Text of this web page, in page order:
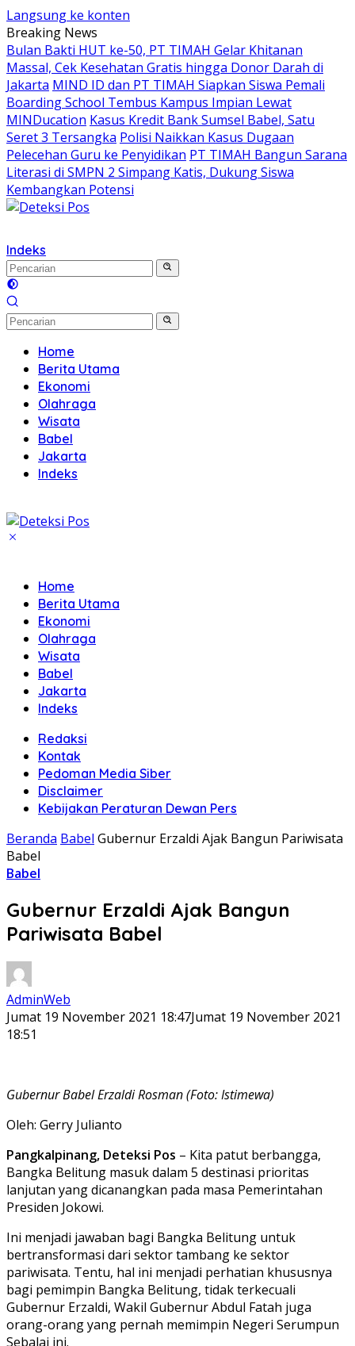
Langsung ke konten
Breaking News
Bulan Bakti HUT ke-50, PT TIMAH Gelar Khitanan
Massal, Cek Kesehatan Gratis hingga Donor Darah di
Jakarta MIND ID dan PT TIMAH Siapkan Siswa Pemali
Boarding School Tembus Kampus Impian Lewat
MINDucation Kasus Kredit Bank Sumsel Babel, Satu
Seret 3 Tersangka Polisi Naikkan Kasus Dugaan
Pelecehan Guru ke Penyidikan PT TIMAH Bangun Sarana
Literasi di SMPN 2 Simpang Katis, Dukung Siswa
Kembangkan Potensi
Indeks
Home
Berita Utama
Ekonomi
Olahraga
Wisata
Babel
Jakarta
Indeks
Home
Berita Utama
Ekonomi
Olahraga
Wisata
Babel
Jakarta
Indeks
Redaksi
Kontak
Pedoman Media Siber
Disclaimer
Kebijakan Peraturan Dewan Pers
Beranda Babel Gubernur Erzaldi Ajak Bangun Pariwisata
Babel
Babel
Gubernur Erzaldi Ajak Bangun
Pariwisata Babel
AdminWeb
Jumat 19 November 2021 18:47Jumat 19 November 2021
18:51
Gubernur Babel Erzaldi Rosman (Foto: Istimewa)
Oleh: Gerry Julianto
Pangkalpinang, Deteksi Pos – Kita patut berbangga,
Bangka Belitung masuk dalam 5 destinasi prioritas
lanjutan yang dicanangkan pada masa Pemerintahan
Presiden Jokowi.
Ini menjadi jawaban bagi Bangka Belitung untuk
bertransformasi dari sektor tambang ke sektor
pariwisata. Tentu, hal ini menjadi perhatian khususnya
bagi pemimpin Bangka Belitung, tidak terkecuali
Gubernur Erzaldi, Wakil Gubernur Abdul Fatah juga
orang-orang yang pernah memimpin Negeri Serumpun
Sebalai ini.